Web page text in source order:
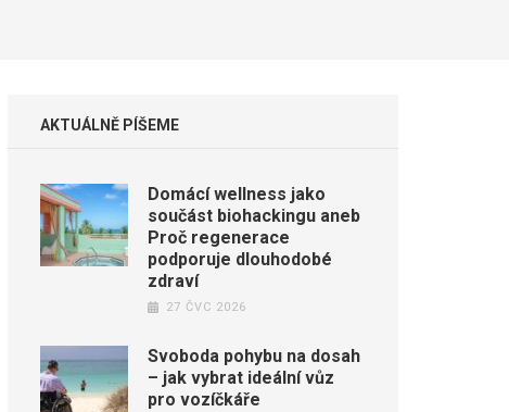
AKTUÁLNĚ PÍŠEME
Domácí wellness jako
součást biohackingu aneb
Proč regenerace
podporuje dlouhodobé
zdraví
27 ČVC 2026
Svoboda pohybu na dosah
– jak vybrat ideální vůz
pro vozíčkáře